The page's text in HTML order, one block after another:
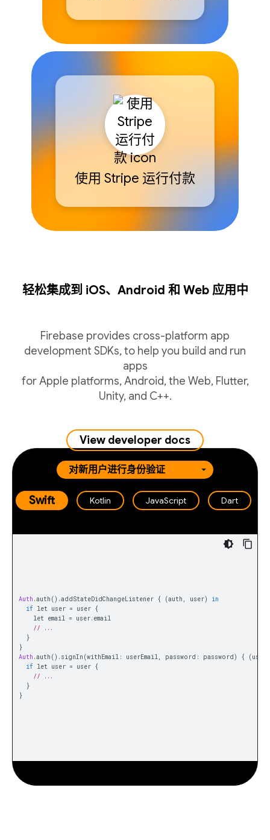
使用 Stripe 运行付款
轻松集成到 iOS、Android 和 Web 应用中
Firebase provides cross-platform app
development SDKs, to help you build and run
apps
for Apple platforms, Android, the Web, Flutter,
Unity, and C++.
View developer docs